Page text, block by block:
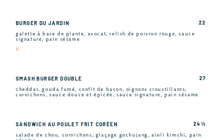
BURGER DU JARDIN
galette à base de plante, avocat, relish de poivron rouge, sauce
signature, pain sésame
V
22
SMASH BURGER DOUBLE
cheddar, gouda fumé, confit de bacon, oignons croustillants,
cornichons, sauce douce et épicée, sauce signature, pain sésame
27
SANDWICH AU POULET FRIT CORÉEN
salade de chou, cornichons, glaçage gochujang, aïoli kimchi, pain
24 ½